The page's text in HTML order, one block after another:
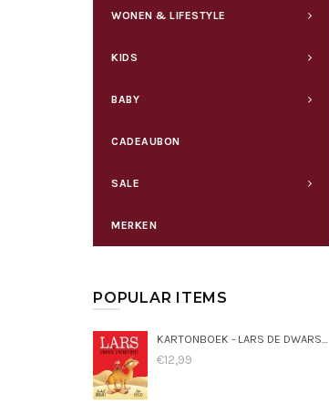
WONEN & LIFESTYLE
KIDS
BABY
CADEAUBON
SALE
MERKEN
POPULAR ITEMS
KARTONBOEK - LARS DE DWARSE DROMEDARIS
€12,99